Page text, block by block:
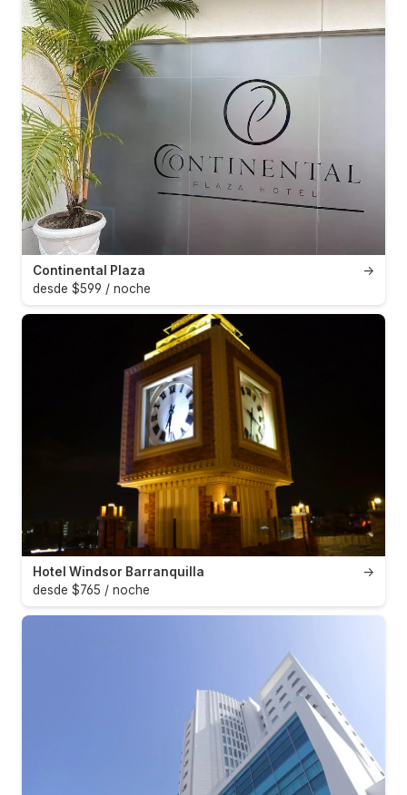
→
Continental Plaza
desde $599 / noche
→
Hotel Windsor Barranquilla
desde $765 / noche